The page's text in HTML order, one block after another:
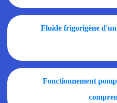
Fluide frigorigène
Fonctionnement